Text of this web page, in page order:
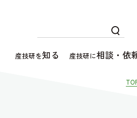
産技研を知る 産技研に相談・依